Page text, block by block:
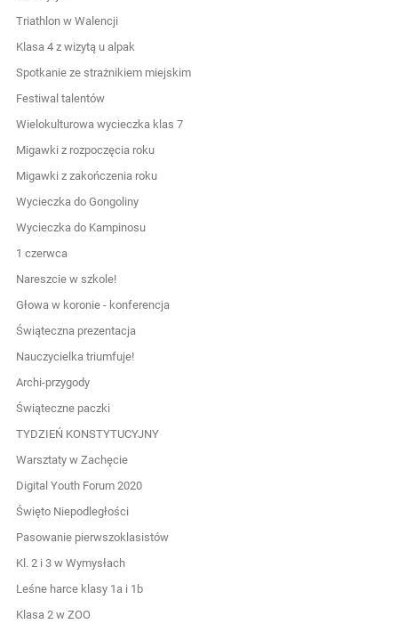
Triathlon w Walencji
Klasa 4 z wizytą u alpak
Spotkanie ze strażnikiem miejskim
Festiwal talentów
Wielokulturowa wycieczka klas 7
Migawki z rozpoczęcia roku
Migawki z zakończenia roku
Wycieczka do Gongoliny
Wycieczka do Kampinosu
1 czerwca
Nareszcie w szkole!
Głowa w koronie - konferencja
Świąteczna prezentacja
Nauczycielka triumfuje!
Archi-przygody
Świąteczne paczki
TYDZIEŃ KONSTYTUCYJNY
Warsztaty w Zachęcie
Digital Youth Forum 2020
Święto Niepodległości
Pasowanie pierwszoklasistów
Kl. 2 i 3 w Wymysłach
Leśne harce klasy 1a i 1b
Klasa 2 w ZOO